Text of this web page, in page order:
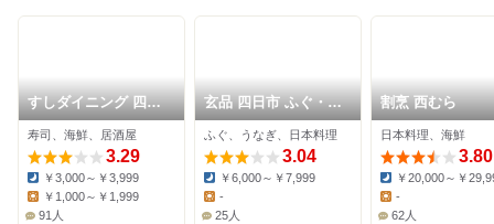
すしダイニング 四日
市
寿司、海鮮、居酒屋
3.29
Dinner:
￥3,000～￥3,999
Lunch:
￥1,000～￥1,999
91人
玄品 四日市 ふぐ・う
なぎ料理
ふぐ、うなぎ、日本料理
3.04
Dinner:
￥6,000～￥7,999
Lunch:
-
25人
割烹 西むら
日本料理、海鮮
3.80
Dinner:
￥20,000～￥
Lunch:
-
62人